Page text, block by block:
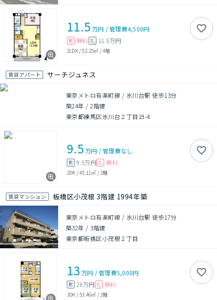
11.5 万円 /管理費4,500円
敷 無料 礼 11.5万円
2LDK/52.25㎡ /4階
賃貸アパート サーチジュネス
東京メトロ有楽町線 / 氷川台駅 徒歩13分
築24年 /2階建
東京都練馬区氷川台２丁目19-4
9.5 万円 /管理費なし
敷 9.5万円 礼 無料
2DK /45.11㎡ / 2階
賃貸マンション 板橋区小茂根 3階建 1994年築
東京メトロ有楽町線 / 氷川台駅 徒歩17分
築32年 / 3階建
東京都板橋区小茂根２丁目
13 万円 /管理費5,000円
敷 26万円 礼 無料
3DK /53.46㎡ / 2階